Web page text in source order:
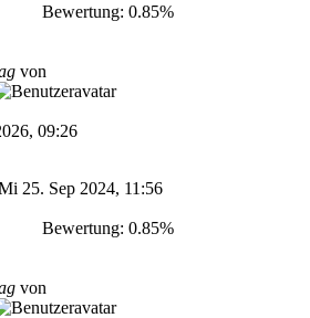
Bewertung: 0.85%
von
09:26
25. Sep 2024, 11:56
Bewertung: 0.85%
von